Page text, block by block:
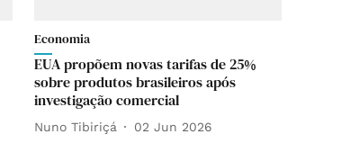
Economia
EUA propõem novas tarifas de 25%
sobre produtos brasileiros após
investigação comercial
Nuno Tibiriçá 02 Jun 2026